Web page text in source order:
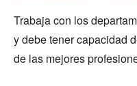
Trabaja con los
y debe tener capacidad
de las mejores